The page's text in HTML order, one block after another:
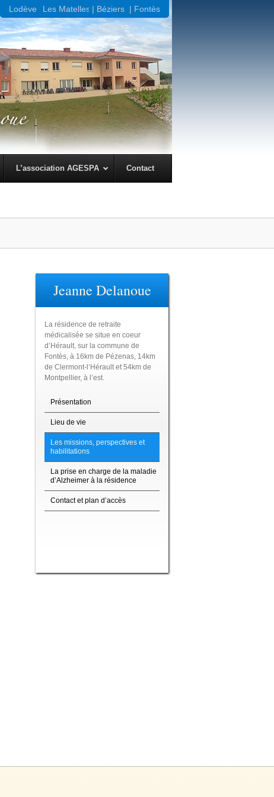
Lodève | Les Matelles | Béziers | Fontès
L’association AGESPA Contact
Jeanne Delanoue
La résidence de retraite
médicalisée se situe en coeur
d’Hérault, sur la commune de
Fontès, à 16km de Pézenas, 14km
de Clermont-l’Hérault et 54km de
Montpellier, à l’est.
Présentation
Lieu de vie
Les missions, perspectives et
habilitations
La prise en charge de la maladie
d’Alzheimer à la résidence
Contact et plan d’accès